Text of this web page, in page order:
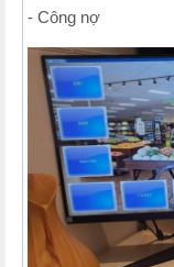
- Công nợ